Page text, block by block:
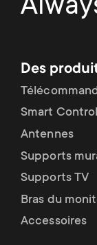
Des
Smart
Antennes
Supports
Supports TV
Bras du
Accessoires